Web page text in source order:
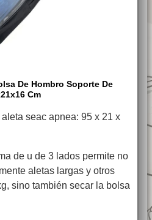
De Hombro Soporte De
Cm
seac apnea: 95 x 21 x
de u de 3 lados permite no
aletas largas y otros
sino también secar la bolsa